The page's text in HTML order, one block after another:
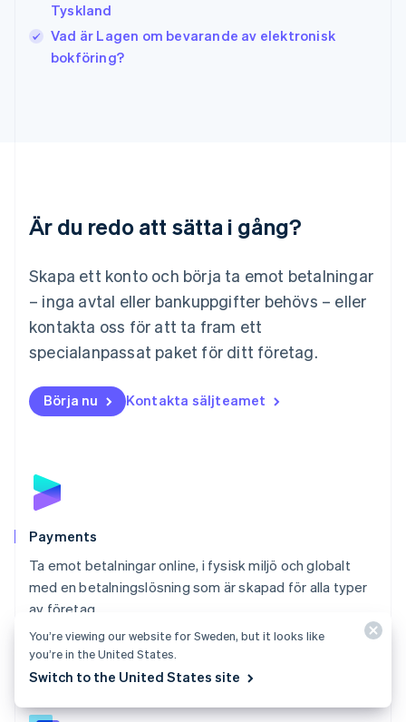
Tyskland
Vad är Lagen om bevarande av elektronisk
bokföring?
Är du redo att sätta i gång?
Skapa ett konto och börja ta emot betalningar
– inga avtal eller bankuppgifter behövs – eller
kontakta oss för att ta fram ett
specialanpassat paket för ditt företag.
Börja nu Kontakta säljteamet
Payments
Ta emot betalningar online, i fysisk miljö och globalt
med en betalningslösning som är skapad för alla typer
av företag.
Titta närmare på Payments
EnglishFrançais
Kroatien
EnglishItaliano
Malaysia
English
Mexiko
Nederländerna
NederlandsEnglish
English
Nya Zeeland
Portugal
Português
English
DeutschFrançaisItalianoEnglish
Singapore
English简体中文
English
Slovenien
English Italiano
Spanien
You’re viewing our website for Sweden, but it looks like
you’re in the United States.
Switch to the United States site